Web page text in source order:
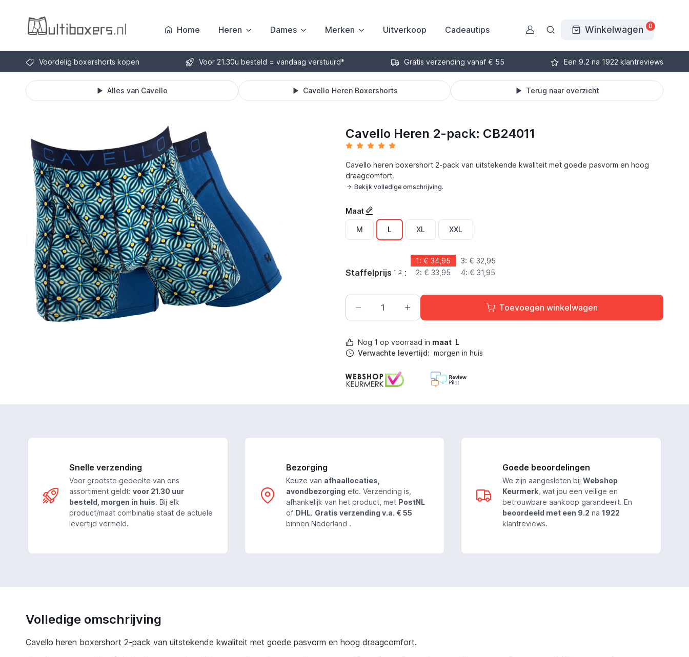
Home Heren Dames Merken Uitverkoop Cadeautips Winkelwagen 0
Voordelig boxershorts kopen Voor 21.30u besteld = vandaag verstuurd* Gratis verzending vanaf € 55 Een 9.2 na 1922 klantreviews
Alles van Cavello Cavello Heren Boxershorts Terug naar overzicht
Cavello Heren 2-pack: CB24011
Cavello heren boxershort 2-pack van uitstekende kwaliteit met goede pasvorm en hoog
draagcomfort.
Bekijk volledige omschrijving.
Maat
M L XL XXL
Staffelprijs1 ,2 :
1: €34,95
2: €33,95
3: €32,95
4: €31,95
Toevoegen winkelwagen
Nog 1 op voorraad in maat L
Verwachte levertijd: morgen in huis
Snelle verzending
Voor grootste gedeelte van ons
assortiment geldt: voor 21.30 uur
besteld, morgen in huis. Bij elk
product/maat combinatie staat de actuele
levertijd vermeld.
Bezorging
Keuze van afhaallocaties,
avondbezorgingetc. Verzending is,
afhankelijk van het product, met PostNL
of DHL. Gratis verzending v.a. € 55
binnen Nederland .
Goede beoordelingen
We zijn aangesloten bijWebshop
Keurmerk , wat jou een veilige en
betrouwbare aankoop garandeert. En
beoordeeld met een 9.2 na1922
klantreviews.
Volledige omschrijving
Cavello heren boxershort 2-pack van uitstekende kwaliteit met goede pasvorm en hoog draagcomfort.